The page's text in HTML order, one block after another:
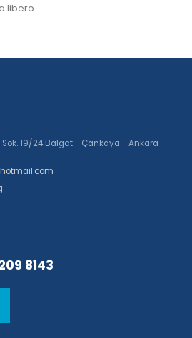
libero.
Sok. 19/24 Balgat - Çankaya - Ankara
8143